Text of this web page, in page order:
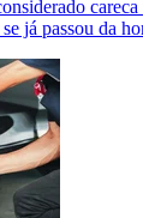
já passou da